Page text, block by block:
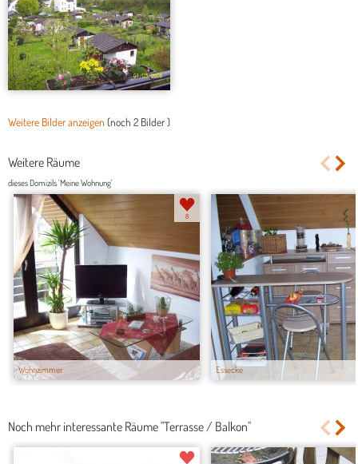
Weitere Bilder anzeigen (noch 2 Bilder)
Weitere Räume
dieses Domizils 'Meine Wohnung'
Wohnzimmer
8
Essecke
Noch mehr interessante Räume "Terrasse / Balkon"